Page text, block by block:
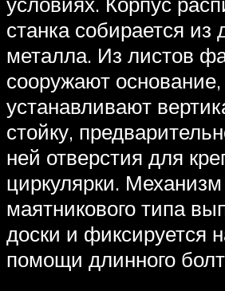
станка собирается из
металла. Из листов
сооружают основание,
устанавливают
стойку,
ней отверстия для
циркулярки. Механизм
маятникового типа
доски и фиксируется
помощи длинного